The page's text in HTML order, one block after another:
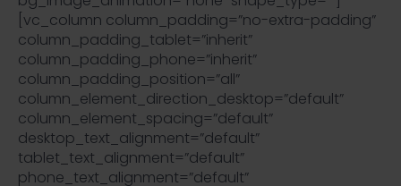
[vc_column column_padding=”no-extra-padding”
column_padding_tablet=”inherit”
column_padding_phone=”inherit”
column_padding_position=”all”
column_element_direction_desktop=”default”
column_element_spacing=”default”
desktop_text_alignment=”default”
tablet_text_alignment=”default”
phone_text_alignment=”default”